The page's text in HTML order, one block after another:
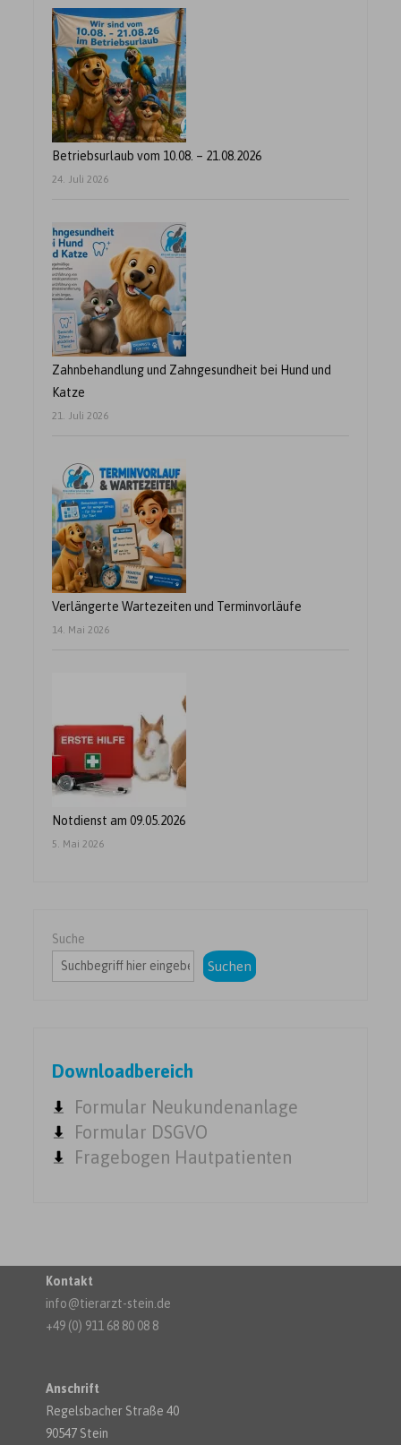
Betriebsurlaub vom 10.08. – 21.08.2026
24. Juli 2026
Zahnbehandlung und Zahngesundheit bei Hund und
Katze
21. Juli 2026
Verlängerte Wartezeiten und Terminvorläufe
14. Mai 2026
Notdienst am 09.05.2026
5. Mai 2026
Suche
Suchen
Downloadbereich
Formular Neukundenanlage
Formular DSGVO
Fragebogen Hautpatienten
Kontakt
info@tierarzt-stein.de
+49 (0) 911 68 80 08 8
Anschrift
Regelsbacher Straße 40
90547 Stein